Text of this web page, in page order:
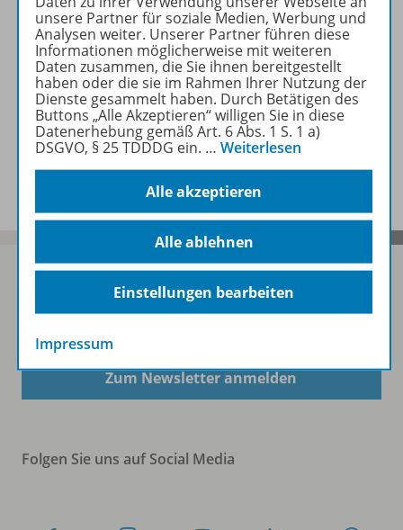
Zugehörige Produkte
Inhaltsverzeichnis
Benachrichtigungs-Service
Sofort profitieren
Zum Newsletter anmelden
Folgen Sie uns auf Social Media
unsere Partner für soziale Medien, Werbung und
Analysen weiter. Unserer Partner führen diese
Informationen möglicherweise mit weiteren
Daten zusammen, die Sie ihnen bereitgestellt
haben oder die sie im Rahmen Ihrer Nutzung der
Dienste gesammelt haben. Durch Betätigen des
Buttons „Alle Akzeptieren“ willigen Sie in diese
Datenerhebung gemäß Art. 6 Abs. 1 S. 1 a)
DSGVO, § 25 TDDDG ein. … Weiterlesen
Alle akzeptieren
Alle ablehnen
Einstellungen bearbeiten
Impressum